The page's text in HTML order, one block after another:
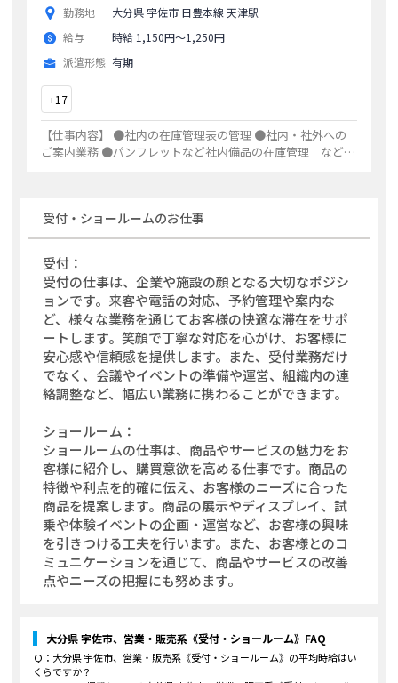
勤務地
大分県 宇佐市 日豊本線 天津駅
給与
時給 1,150円〜1,250円
派遣形態 有期
+17
【仕事内容】 ●社内の在庫管理表の管理 ●社内・社外への
ご案内業務 ●パンフレットなど社内備品の在庫管理 など
受付・ショールームのお仕事
受付：
受付の仕事は、企業や施設の顔となる大切なポジシ
ョンです。来客や電話の対応、予約管理や案内な
ど、様々な業務を通じてお客様の快適な滞在をサポ
ートします。笑顔で丁寧な対応を心がけ、お客様に
安心感や信頼感を提供します。また、受付業務だけ
でなく、会議やイベントの準備や運営、組織内の連
絡調整など、幅広い業務に携わることができます。
ショールーム：
ショールームの仕事は、商品やサービスの魅力をお
客様に紹介し、購買意欲を高める仕事です。商品の
特徴や利点を的確に伝え、お客様のニーズに合った
商品を提案します。商品の展示やディスプレイ、試
乗や体験イベントの企画・運営など、お客様の興味
を引きつける工夫を行います。また、お客様とのコ
ミュニケーションを通じて、商品やサービスの改善
点やニーズの把握にも努めます。
大分県 宇佐市、営業・販売系《受付・ショールーム》 FAQ
Ｑ： 大分県 宇佐市、営業・販売系《受付・ショールーム》 の平均時給はい
くらですか？